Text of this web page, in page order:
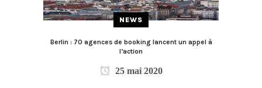
NEWS
Berlin : 70 agences de booking lancent un appel à
l’action
25 mai 2020